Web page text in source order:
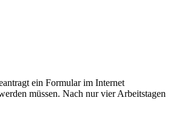
ein Formular im Internet
müssen. Nach nur vier Arbeitstagen